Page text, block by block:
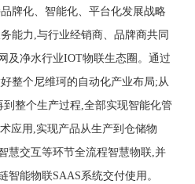
牌化、智能化、平台化发展战略
能力,与行业经销商、品牌商共同
及净水行业IOT物联生态圈。通过
整个尼维珂的自动化产业布局;从
整个生产过程,全部实现智能化管
应用,实现产品从生产到仓储物
慧交互等环节全流程智慧物联,并
智能物联SAAS系统交付使用。